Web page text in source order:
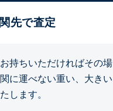
先で査定
持ちいただければその
に運べない重い、大き
します。